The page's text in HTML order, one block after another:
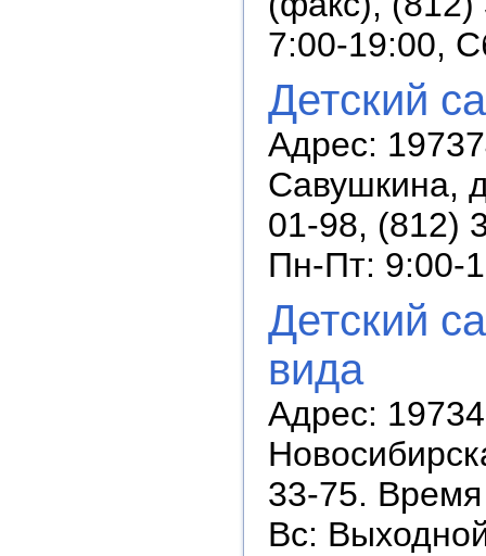
7:00-19:00,
Детский
Адрес:
Савушкина,
01-98, (812)
Пн-Пт: 9:00-
Детский
вида
Адрес:
33-75.
Вс: